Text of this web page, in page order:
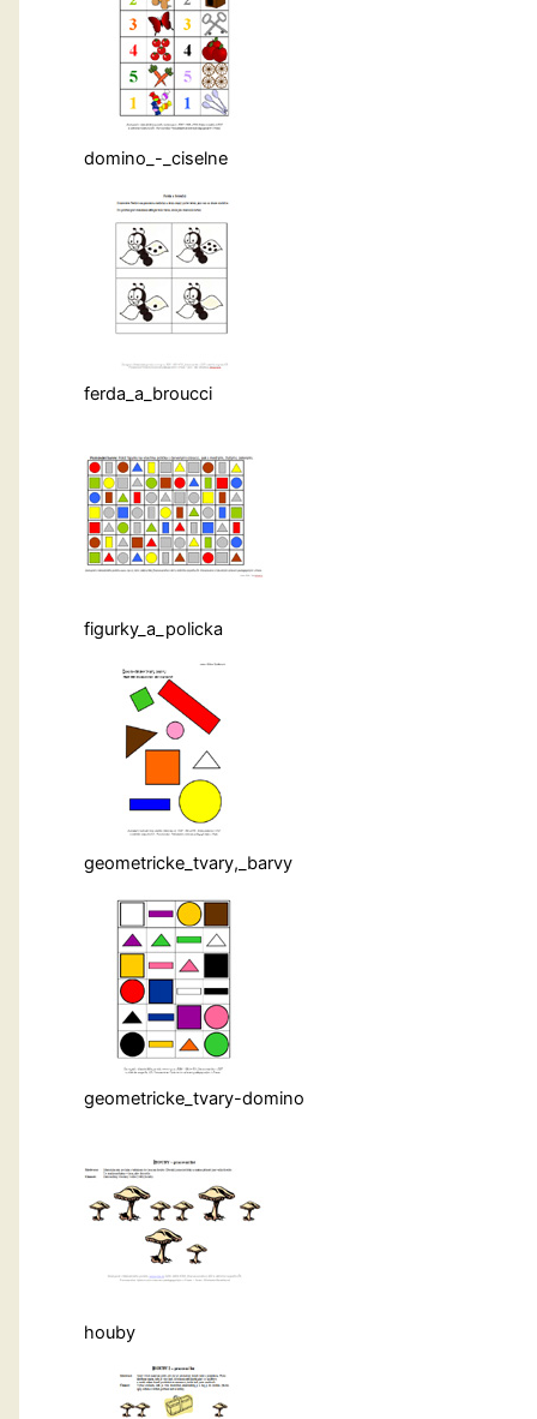
domino_-_ciselne
ferda_a_broucci
figurky_a_policka
geometricke_tvary,_barvy
geometricke_tvary-domino
houby